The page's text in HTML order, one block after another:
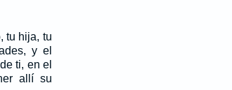
tu hija, tu
y el
ti, en el
allí su